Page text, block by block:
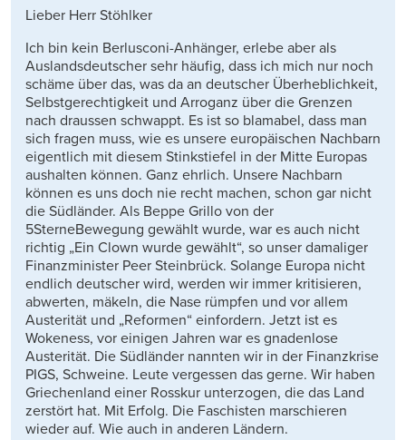
Lieber Herr Stöhlker
Ich bin kein Berlusconi-Anhänger, erlebe aber als
Auslandsdeutscher sehr häufig, dass ich mich nur noch
schäme über das, was da an deutscher Überheblichkeit,
Selbstgerechtigkeit und Arroganz über die Grenzen
nach draussen schwappt. Es ist so blamabel, dass man
sich fragen muss, wie es unsere europäischen Nachbarn
eigentlich mit diesem Stinkstiefel in der Mitte Europas
aushalten können. Ganz ehrlich. Unsere Nachbarn
können es uns doch nie recht machen, schon gar nicht
die Südländer. Als Beppe Grillo von der
5SterneBewegung gewählt wurde, war es auch nicht
richtig „Ein Clown wurde gewählt“, so unser damaliger
Finanzminister Peer Steinbrück. Solange Europa nicht
endlich deutscher wird, werden wir immer kritisieren,
abwerten, mäkeln, die Nase rümpfen und vor allem
Austerität und „Reformen“ einfordern. Jetzt ist es
Wokeness, vor einigen Jahren war es gnadenlose
Austerität. Die Südländer nannten wir in der Finanzkrise
PIGS, Schweine. Leute vergessen das gerne. Wir haben
Griechenland einer Rosskur unterzogen, die das Land
zerstört hat. Mit Erfolg. Die Faschisten marschieren
wieder auf. Wie auch in anderen Ländern.